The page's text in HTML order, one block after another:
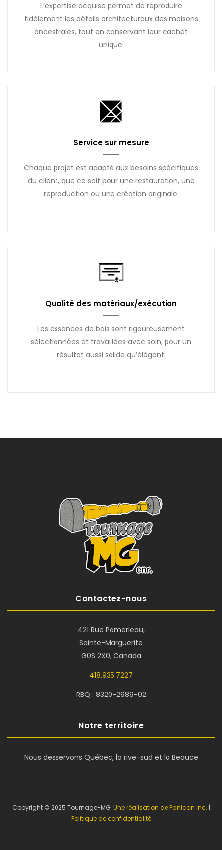
L’expertise acquise permet de reproduire
fidèlement les détails architecturaux des maisons
ancestrales, tout en conservant leur cachet
unique.
Service sur mesure
Chaque projet est adapté aux besoins spécifiques
du client, que ce soit pour une restauration, une
reproduction ou une création originale.
Qualité des matériaux/exécution
Les essences de bois sont rigoureusement
sélectionnées et travaillées avec soin, pour un
résultat aussi solide qu’élégant.
Contactez-nous
421 Rue Pomerleau,
Sainte-Marguerite
G0S 2X0, Canada
418.935.7227
RBQ : 8320-2689-02
Notre territoire
Nous desservons Québec, la rive-sud et la Beauce
Copyright © 2025 Tournage-MG. Une réalisation de Panican Inc. |
Politique de confidentialité